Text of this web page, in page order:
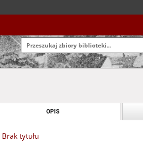
OPIS
Brak tytułu